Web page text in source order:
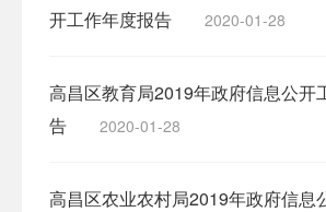
开工作年度报告
2020-01-28
高昌区教育局2019年政府信息公开
告
2020-01-28
高昌区农业农村局2019年政府信息